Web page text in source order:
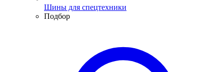
Шины для спецтехники
Подбор